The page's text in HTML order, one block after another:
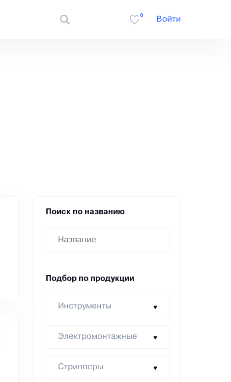
0
Войти
Поиск по названию
Подбор по продукции
Инструменты
Электромонтажные
Стрипперы